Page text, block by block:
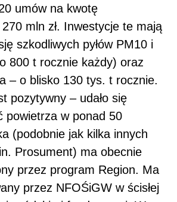
umów na kwotę
mln zł. Inwestycje te mają
szkodliwych pyłów PM10 i
800 t rocznie każdy) oraz
– o blisko 130 tys. t rocznie.
pozytywny – udało się
powietrza w ponad 50
(podobnie jak kilka innych
Prosument) ma obecnie
przez program Region. Ma
przez NFOŚiGW w ścisłej